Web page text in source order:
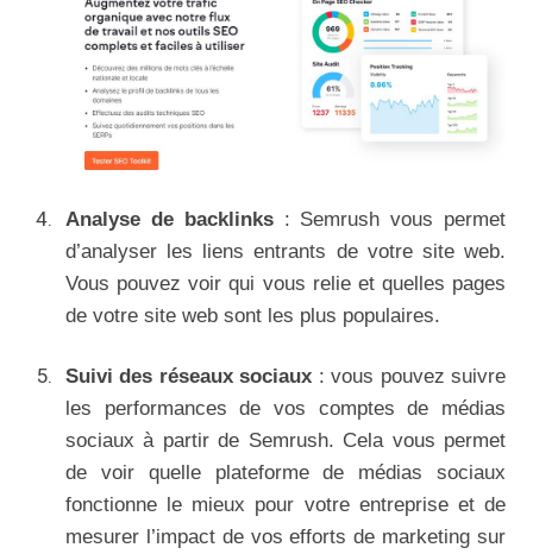
Analyse de backlinks : Semrush vous permet
d’analyser les liens entrants de votre site web.
Vous pouvez voir qui vous relie et quelles pages
de votre site web sont les plus populaires.
Suivi des réseaux sociaux : vous pouvez suivre
les performances de vos comptes de médias
sociaux à partir de Semrush. Cela vous permet
de voir quelle plateforme de médias sociaux
fonctionne le mieux pour votre entreprise et de
mesurer l’impact de vos efforts de marketing sur